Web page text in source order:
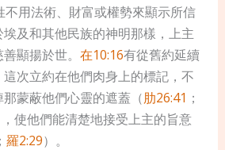
不用法術、財富或權勢來顯示所信
及和其他民族的神明那樣，上主
顯揚於世。 在10:16有從舊約延續
次立約在他們肉身上的標記，不
蒙蔽他們心靈的遮蓋（肋26:41 ；
，使他們能清楚地接受上主的旨意
羅2:29）。